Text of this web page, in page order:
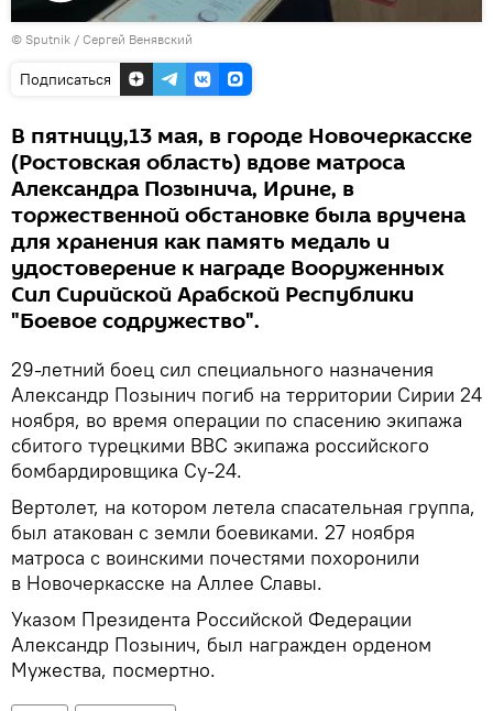
Воспроизвести
видео
© Sputnik / Сергей Венявский
Подписаться
В пятницу,13 мая, в городе Новочеркасске
(Ростовская область) вдове матроса
Александра Позынича, Ирине, в
торжественной обстановке была вручена
для хранения как память медаль и
удостоверение к награде Вооруженных
Сил Сирийской Арабской Республики
"Боевое содружество".
29-летний боец сил специального назначения
Александр Позынич погиб на территории Сирии 24
ноября, во время операции по спасению экипажа
сбитого турецкими ВВС экипажа российского
бомбардировщика Су-24.
Вертолет, на котором летела спасательная группа,
был атакован с земли боевиками. 27 ноября
матроса с воинскими почестями похоронили
в Новочеркасске на Аллее Славы.
Указом Президента Российской Федерации
Александр Позынич, был награжден орденом
Мужества, посмертно.